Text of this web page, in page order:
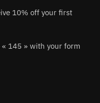
10% off your first
145 » with your form